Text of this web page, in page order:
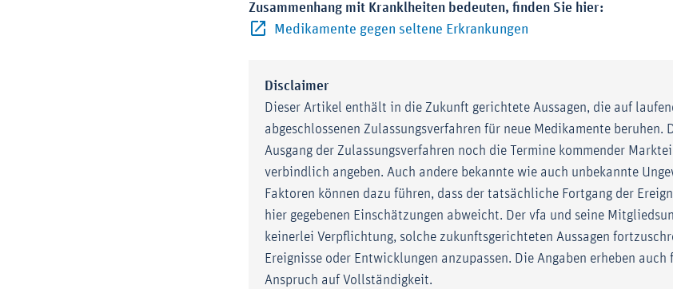
Zusammenhang mit Kranklheiten bedeuten, finden Sie hier:
Medikamente gegen seltene Erkrankungen
Disclaimer
Dieser Artikel enthält in die Zukunft gerichtete Aussagen, die auf
abgeschlossenen Zulassungsverfahren für neue Medikamente beruhen.
Ausgang der Zulassungsverfahren noch die Termine kommender
verbindlich angeben. Auch andere bekannte wie auch unbekannte
Faktoren können dazu führen, dass der tatsächliche Fortgang der
hier gegebenen Einschätzungen abweicht. Der vfa und seine
keinerlei Verpflichtung, solche zukunftsgerichteten Aussagen
Ereignisse oder Entwicklungen anzupassen. Die Angaben erheben
Anspruch auf Vollständigkeit.